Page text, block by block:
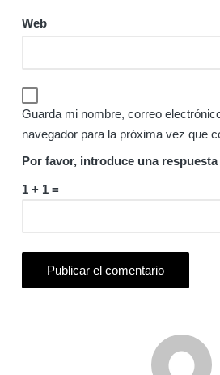
Web
Guarda mi nombre, correo
navegador para la próxima vez que
Por favor, introduce una
1 + 1 =